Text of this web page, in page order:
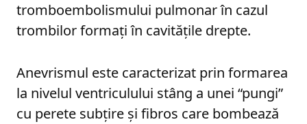
tromboembolismului pulmonar în cazul
trombilor formaţi în cavităţile drepte.
Anevrismul este caracterizat prin formarea
la nivelul ventriculului stâng a unei “pungi”
cu perete subţire şi fibros care bombează